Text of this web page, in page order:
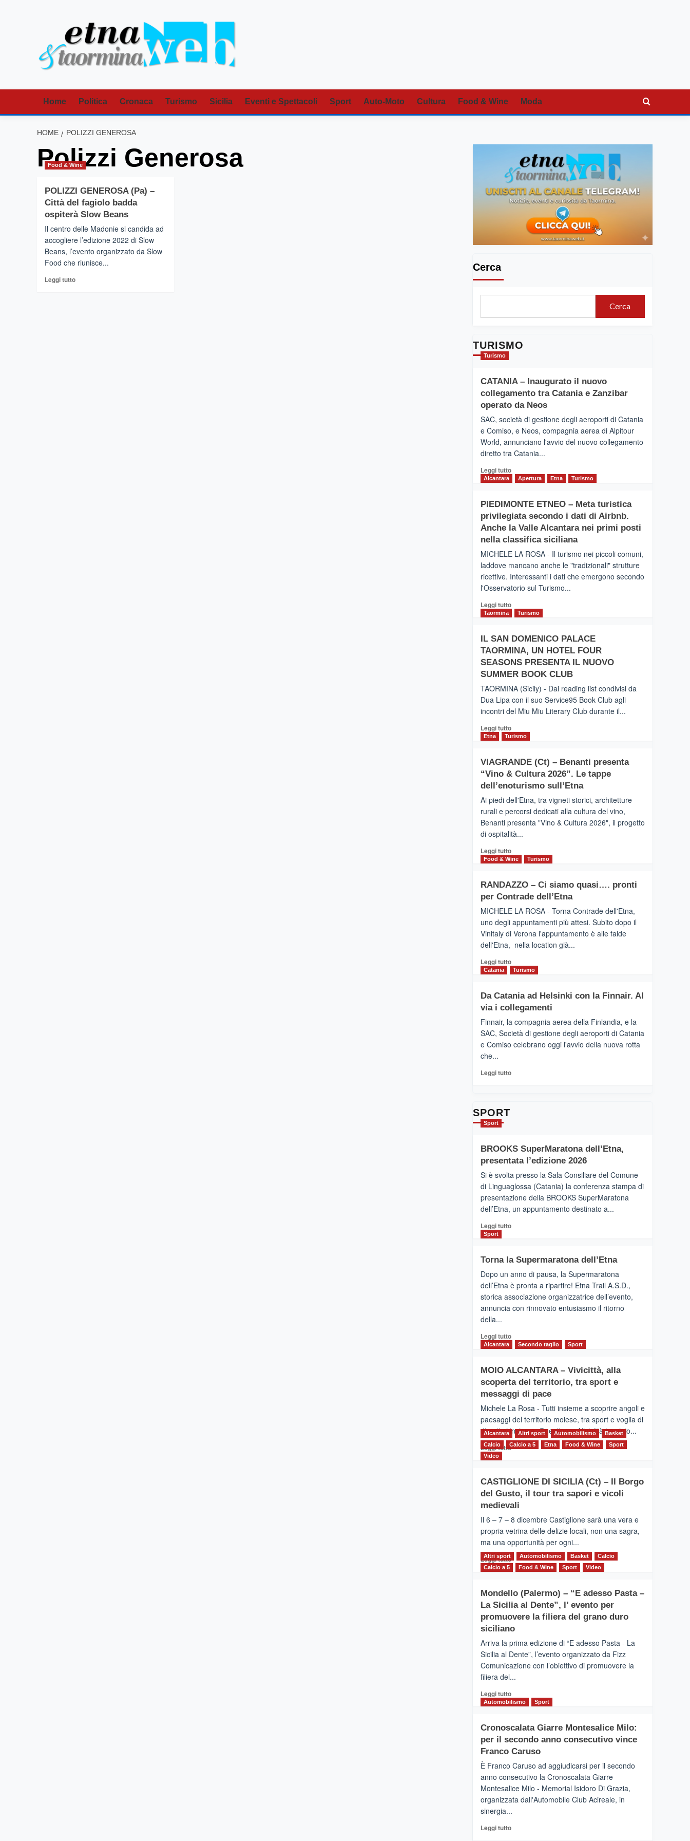
Home Politica Cronaca Turismo Sicilia Eventi e Spettacoli Sport Auto-Moto Cultura Food & Wine Moda
HOME POLIZZI GENEROSA
Polizzi Generosa
Food & Wine
POLIZZI GENEROSA (Pa) –
Città del fagiolo badda
ospiterà Slow Beans
Il centro delle Madonie si candida ad
accogliere l’edizione 2022 di Slow
Beans, l’evento organizzato da Slow
Food che riunisce...
Leggi tuttoLeggi
Cerca
Cerca
TURISMO
Turismo
CATANIA – Inaugurato il nuovo
collegamento tra Catania e Zanzibar
operato da Neos
SAC, società di gestione degli aeroporti di Catania
e Comiso, e Neos, compagnia aerea di Alpitour
World, annunciano l'avvio del nuovo collegamento
diretto tra Catania...
Leggi tuttoLeggi
CATANIA
–
Inaugurato
il
collegamento
tra
Catania
e
operato
da
Alcantara Apertura Etna Turismo
PIEDIMONTE ETNEO – Meta turistica
privilegiata secondo i dati di Airbnb.
Anche la Valle Alcantara nei primi posti
nella classifica siciliana
MICHELE LA ROSA - Il turismo nei piccoli comuni,
laddove mancano anche le "tradizionali" strutture
ricettive. Interessanti i dati che emergono secondo
l'Osservatorio sul Turismo...
Leggi tuttoLeggi
PIEDIMONTE
ETNEO
–
Meta
privilegiata
secondo
i
di
Airbnb.
la
Valle
Alcantara
nei
primi
classifica
siciliana
Taormina Turismo
IL SAN DOMENICO PALACE
TAORMINA, UN HOTEL FOUR
SEASONS PRESENTA IL NUOVO
SUMMER BOOK CLUB
TAORMINA (Sicily) - Dai reading list condivisi da
Dua Lipa con il suo Service95 Book Club agli
incontri del Miu Miu Literary Club durante il...
Leggi tuttoLeggi
di
IL
SAN
DOMENICO
TAORMINA,
UN
HOTEL
FOUR
PRESENTA
IL
SUMMER
BOOK
CLUB
Etna Turismo
VIAGRANDE (Ct) – Benanti presenta
“Vino & Cultura 2026”. Le tappe
dell’enoturismo sull’Etna
Ai piedi dell'Etna, tra vigneti storici, architetture
rurali e percorsi dedicati alla cultura del vino,
Benanti presenta "Vino & Cultura 2026", il progetto
di ospitalità...
Leggi tuttoLeggi
di
VIAGRANDE
(Ct)
–
presenta
“Vino
&
2026”.
Le
dell’enoturismo
sull’Etna
Food & Wine Turismo
RANDAZZO – Ci siamo quasi…. pronti
per Contrade dell’Etna
MICHELE LA ROSA - Torna Contrade dell'Etna,
uno degli appuntamenti più attesi. Subito dopo il
Vinitaly di Verona l'appuntamento è alle falde
dell'Etna, nella location già...
Leggi tuttoLeggi
di
RANDAZZO
–
siamo
quasi….
pronti
dell’Etna
Catania Turismo
Da Catania ad Helsinki con la Finnair. Al
via i collegamenti
Finnair, la compagnia aerea della Finlandia, e la
SAC, Società di gestione degli aeroporti di Catania
e Comiso celebrano oggi l'avvio della nuova rotta
che...
Leggi tuttoLeggi
con
la
Al
via
i
collegamenti
SPORT
Sport
BROOKS SuperMaratona dell’Etna,
presentata l’edizione 2026
Si è svolta presso la Sala Consiliare del Comune
di Linguaglossa (Catania) la conferenza stampa di
presentazione della BROOKS SuperMaratona
dell’Etna, un appuntamento destinato a...
Leggi tuttoLeggi
BROOKS
SuperMaratona
dell’Etna,
presentata
l’edizione
2026
Sport
Torna la Supermaratona dell’Etna
Dopo un anno di pausa, la Supermaratona
dell’Etna è pronta a ripartire! Etna Trail A.S.D.,
storica associazione organizzatrice dell’evento,
annuncia con rinnovato entusiasmo il ritorno
della...
Leggi tuttoLeggi
Torna
la
Supermaratona
Alcantara Secondo taglio Sport
MOIO ALCANTARA – Vivicittà, alla
scoperta del territorio, tra sport e
messaggi di pace
Michele La Rosa - Tutti insieme a scoprire angoli e
paesaggi del territorio moiese, tra sport e voglia di
divertirsi insieme. Quest'anno Vivicittà ha visto...
Leggi tuttoLeggi
MOIO
ALCANTARA
–
alla
scoperta
del
territorio,
tra
sport
messaggi
di
Alcantara Altri sport Automobilismo
Basket
Calcio
Calcio a 5 Etna Food & Wine
Sport
Video
CASTIGLIONE DI SICILIA (Ct) – Il Borgo
del Gusto, il tour tra sapori e vicoli
medievali
Il 6 – 7 – 8 dicembre Castiglione sarà una vera e
propria vetrina delle delizie locali, non una sagra,
ma una opportunità per ogni...
Leggi tuttoLeggi
CASTIGLIONE
DI
SICILIA
(Ct)
Il
Borgo
del
tour
tra
vicoli
medievali
Altri sport Automobilismo Basket
Calcio
Calcio a 5
Food & Wine Sport Video
Mondello (Palermo) – “E adesso Pasta –
La Sicilia al Dente”, l’ evento per
promuovere la filiera del grano duro
siciliano
Arriva la prima edizione di “E adesso Pasta - La
Sicilia al Dente”, l’evento organizzato da Fizz
Comunicazione con l’obiettivo di promuovere la
filiera del...
Leggi tuttoLeggi
di
Mondello
(Palermo)
–
adesso
Pasta
–
La
Dente”,
Automobilismo Sport
Cronoscalata Giarre Montesalice Milo:
per il secondo anno consecutivo vince
Franco Caruso
È Franco Caruso ad aggiudicarsi per il secondo
anno consecutivo la Cronoscalata Giarre
Montesalice Milo - Memorial Isidoro Di Grazia,
organizzata dall'Automobile Club Acireale, in
sinergia...
Leggi tuttoLeggi